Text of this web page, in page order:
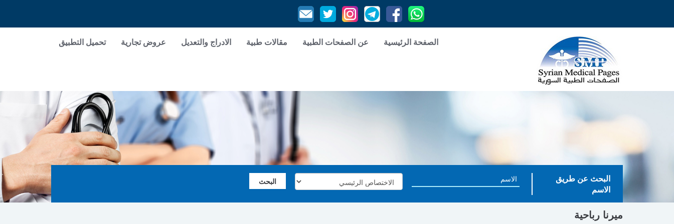
الصفحة الرئيسية عن الصفحات الطبية مقالات طبية الادراج والتعديل عروض تجارية تحميل التطبيق
البحث عن طريق
الاسم
ميرنا رباحية